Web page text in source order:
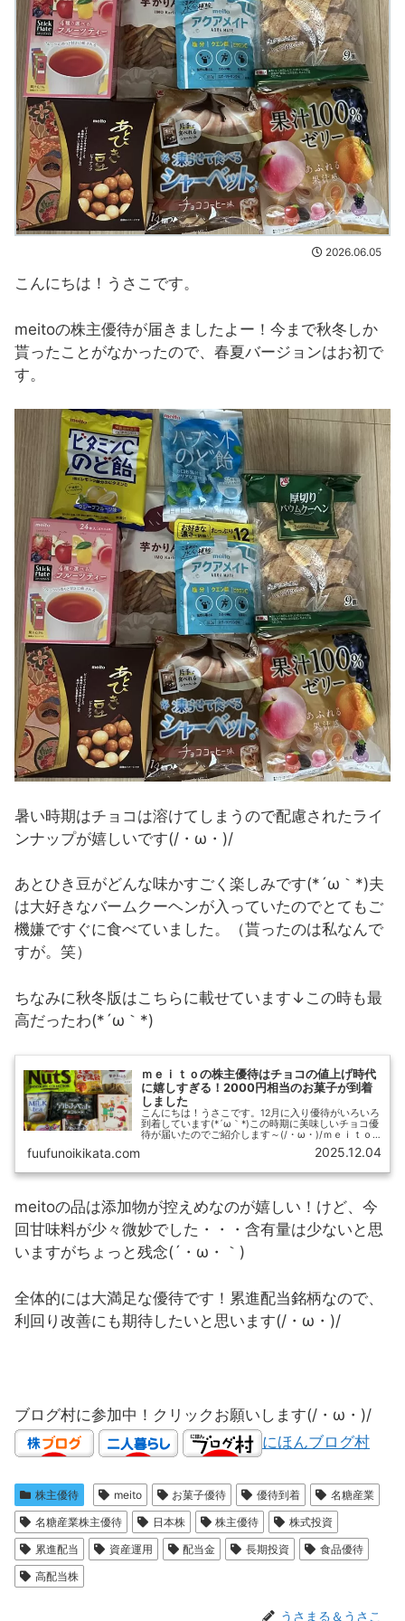
2026.06.05
こんにちは！うさこです。
meitoの株主優待が届きましたよー！今まで秋冬しか
貰ったことがなかったので、春夏バージョンはお初で
す。
暑い時期はチョコは溶けてしまうので配慮されたライ
ンナップが嬉しいです(/・ω・)/
あとひき豆がどんな味かすごく楽しみです(*´ω｀*)夫
は大好きなバームクーヘンが入っていたのでとてもご
機嫌ですぐに食べていました。（貰ったのは私なんで
すが。笑）
ちなみに秋冬版はこちらに載せています↓この時も最
高だったわ(*´ω｀*)
ｍｅｉｔｏの株主優待はチョコの値上げ時代
に嬉しすぎる！2000円相当のお菓子が到着
しました
こんにちは！うさこです。12月に入り優待がいろいろ
到着しています(*´ω｀*)この時期に美味しいチョコ優
待が届いたのでご紹介します～(/・ω・)/ｍｅｉｔｏ
から株主優待が到着！アルファベットチョコレートで
有名なｍｅｉｔｏから株主優待が届きま…
fuufunoikikata.com 2025.12.04
meitoの品は添加物が控えめなのが嬉しい！けど、今
回甘味料が少々微妙でした・・・含有量は少ないと思
いますがちょっと残念(´・ω・｀)
全体的には大満足な優待です！累進配当銘柄なので、
利回り改善にも期待したいと思います(/・ω・)/
ブログ村に参加中！クリックお願いします(/・ω・)/
にほんブログ村
株主優待 meito お菓子優待 優待到着
名糖産業
名糖産業株主優待
日本株 株主優待
株式投資
累進配当
資産運用 配当金 長期投資
食品優待
高配当株
うさまる＆うさこ